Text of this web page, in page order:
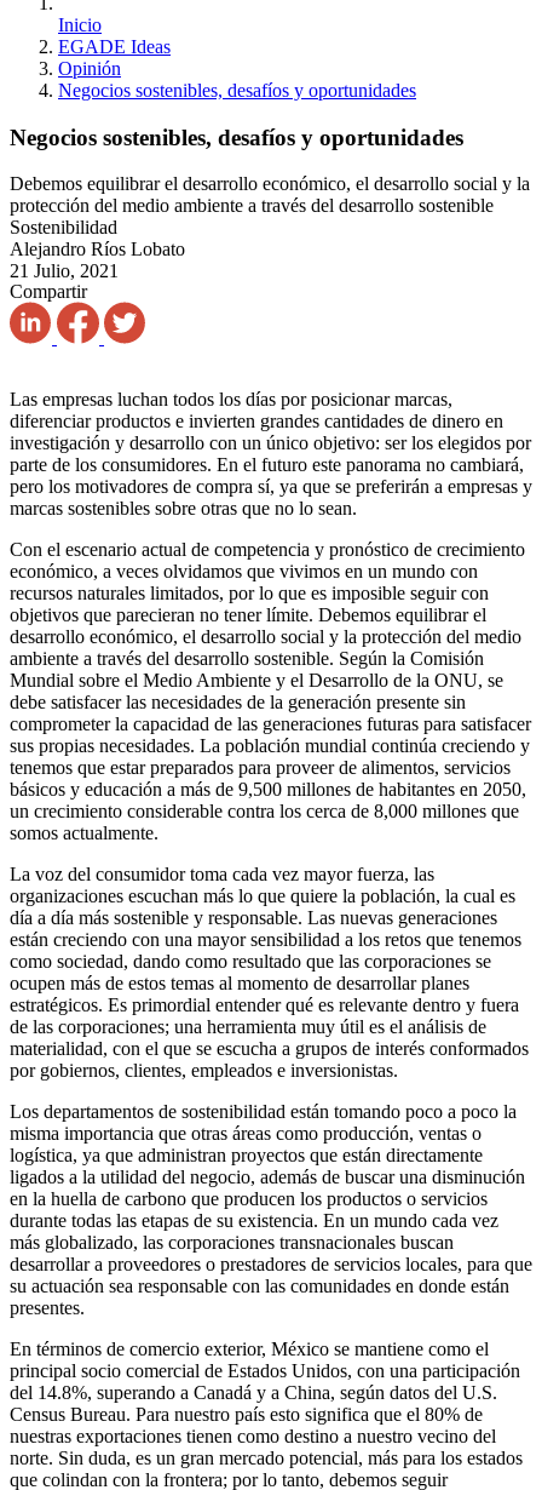
Inicio
EGADE Ideas
Opinión
Negocios sostenibles, desafíos y oportunidades
Negocios sostenibles, desafíos y oportunidades
Debemos equilibrar el desarrollo económico, el desarrollo social y la
protección del medio ambiente a través del desarrollo sostenible
Sostenibilidad
Alejandro Ríos Lobato
21 Julio, 2021
Compartir
Las empresas luchan todos los días por posicionar marcas,
diferenciar productos e invierten grandes cantidades de dinero en
investigación y desarrollo con un único objetivo: ser los elegidos por
parte de los consumidores. En el futuro este panorama no cambiará,
pero los motivadores de compra sí, ya que se preferirán a empresas y
marcas sostenibles sobre otras que no lo sean.
Con el escenario actual de competencia y pronóstico de crecimiento
económico, a veces olvidamos que vivimos en un mundo con
recursos naturales limitados, por lo que es imposible seguir con
objetivos que parecieran no tener límite. Debemos equilibrar el
desarrollo económico, el desarrollo social y la protección del medio
ambiente a través del desarrollo sostenible. Según la Comisión
Mundial sobre el Medio Ambiente y el Desarrollo de la ONU, se
debe satisfacer las necesidades de la generación presente sin
comprometer la capacidad de las generaciones futuras para satisfacer
sus propias necesidades. La población mundial continúa creciendo y
tenemos que estar preparados para proveer de alimentos, servicios
básicos y educación a más de 9,500 millones de habitantes en 2050,
un crecimiento considerable contra los cerca de 8,000 millones que
somos actualmente.
La voz del consumidor toma cada vez mayor fuerza, las
organizaciones escuchan más lo que quiere la población, la cual es
día a día más sostenible y responsable. Las nuevas generaciones
están creciendo con una mayor sensibilidad a los retos que tenemos
como sociedad, dando como resultado que las corporaciones se
ocupen más de estos temas al momento de desarrollar planes
estratégicos. Es primordial entender qué es relevante dentro y fuera
de las corporaciones; una herramienta muy útil es el análisis de
materialidad, con el que se escucha a grupos de interés conformados
por gobiernos, clientes, empleados e inversionistas.
Los departamentos de sostenibilidad están tomando poco a poco la
misma importancia que otras áreas como producción, ventas o
logística, ya que administran proyectos que están directamente
ligados a la utilidad del negocio, además de buscar una disminución
en la huella de carbono que producen los productos o servicios
durante todas las etapas de su existencia. En un mundo cada vez
más globalizado, las corporaciones transnacionales buscan
desarrollar a proveedores o prestadores de servicios locales, para que
su actuación sea responsable con las comunidades en donde están
presentes.
En términos de comercio exterior, México se mantiene como el
principal socio comercial de Estados Unidos, con una participación
del 14.8%, superando a Canadá y a China, según datos del U.S.
Census Bureau. Para nuestro país esto significa que el 80% de
nuestras exportaciones tienen como destino a nuestro vecino del
norte. Sin duda, es un gran mercado potencial, más para los estados
que colindan con la frontera; por lo tanto, debemos seguir